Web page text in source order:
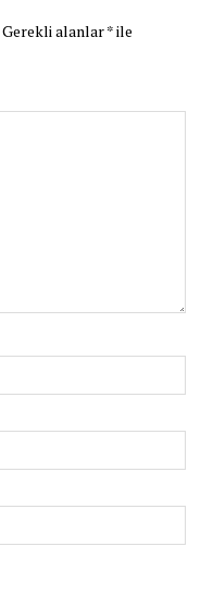
Gerekli alanlar*ile